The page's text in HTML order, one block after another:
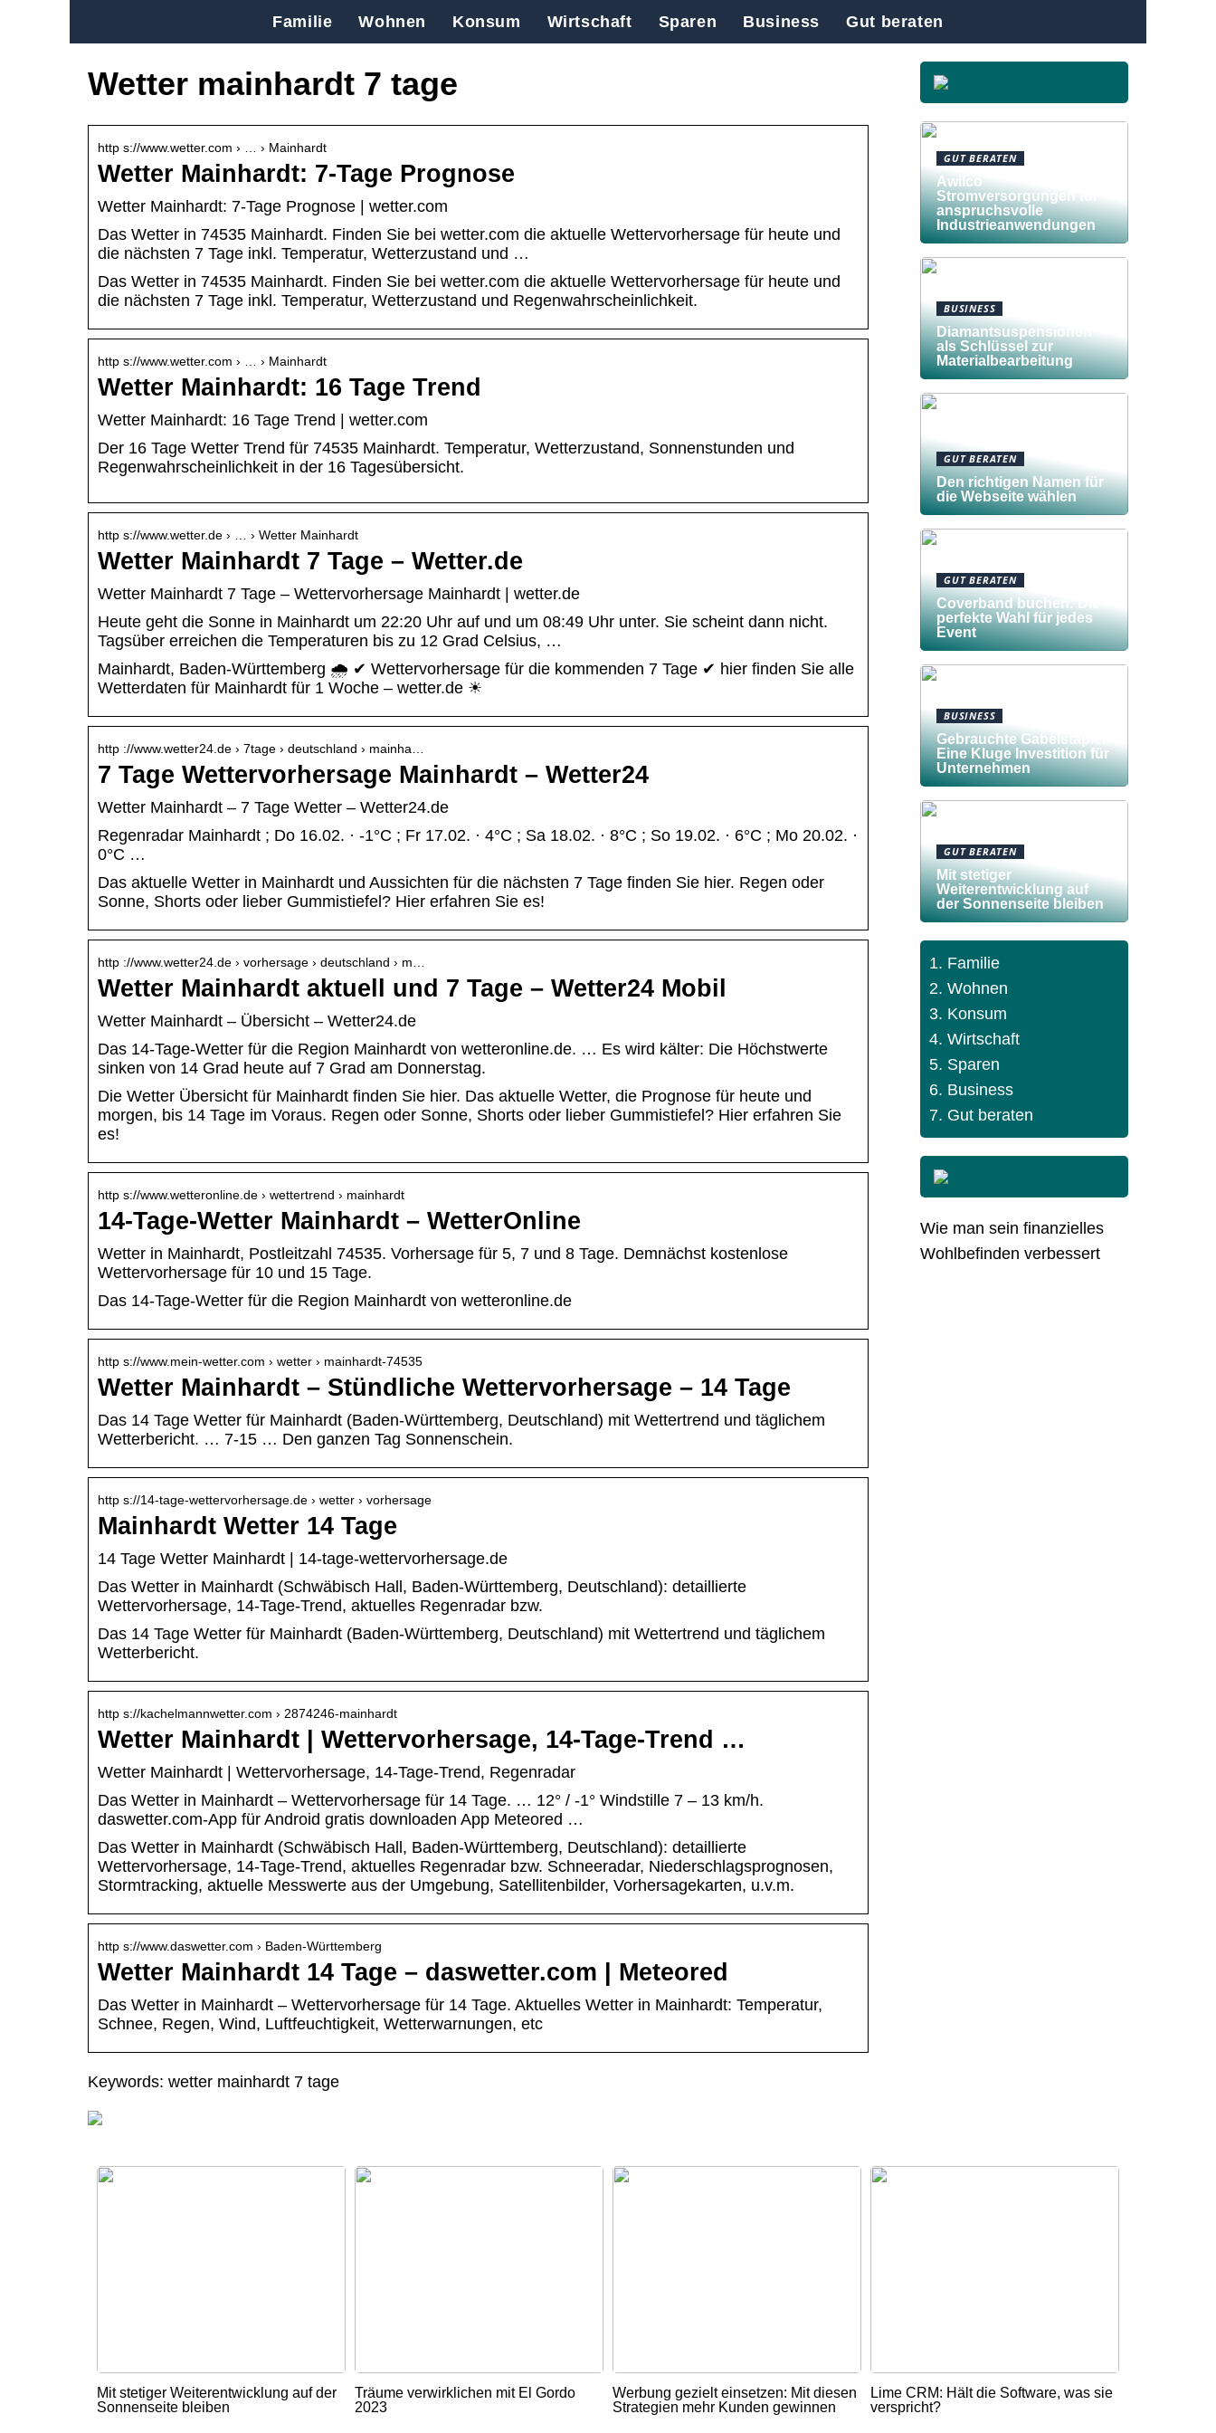
Familie Wohnen Konsum Wirtschaft Sparen Business Gut beraten
Wetter mainhardt 7 tage
http s://www.wetter.com › … › Mainhardt
Wetter Mainhardt: 7-Tage Prognose
Wetter Mainhardt: 7-Tage Prognose | wetter.com
Das Wetter in 74535 Mainhardt. Finden Sie bei wetter.com die aktuelle Wettervorhersage für heute und
die nächsten 7 Tage inkl. Temperatur, Wetterzustand und …
Das Wetter in 74535 Mainhardt. Finden Sie bei wetter.com die aktuelle Wettervorhersage für heute und
die nächsten 7 Tage inkl. Temperatur, Wetterzustand und Regenwahrscheinlichkeit.
http s://www.wetter.com › … › Mainhardt
Wetter Mainhardt: 16 Tage Trend
Wetter Mainhardt: 16 Tage Trend | wetter.com
Der 16 Tage Wetter Trend für 74535 Mainhardt. Temperatur, Wetterzustand, Sonnenstunden und
Regenwahrscheinlichkeit in der 16 Tagesübersicht.
http s://www.wetter.de › … › Wetter Mainhardt
Wetter Mainhardt 7 Tage – Wetter.de
Wetter Mainhardt 7 Tage – Wettervorhersage Mainhardt | wetter.de
Heute geht die Sonne in Mainhardt um 22:20 Uhr auf und um 08:49 Uhr unter. Sie scheint dann nicht.
Tagsüber erreichen die Temperaturen bis zu 12 Grad Celsius, …
Mainhardt, Baden-Württemberg 🌧️ ✔ Wettervorhersage für die kommenden 7 Tage ✔ hier finden Sie alle
Wetterdaten für Mainhardt für 1 Woche – wetter.de ☀
http ://www.wetter24.de › 7tage › deutschland › mainha…
7 Tage Wettervorhersage Mainhardt – Wetter24
Wetter Mainhardt – 7 Tage Wetter – Wetter24.de
Regenradar Mainhardt ; Do 16.02. · -1°C ; Fr 17.02. · 4°C ; Sa 18.02. · 8°C ; So 19.02. · 6°C ; Mo 20.02. ·
0°C …
Das aktuelle Wetter in Mainhardt und Aussichten für die nächsten 7 Tage finden Sie hier. Regen oder
Sonne, Shorts oder lieber Gummistiefel? Hier erfahren Sie es!
http ://www.wetter24.de › vorhersage › deutschland › m…
Wetter Mainhardt aktuell und 7 Tage – Wetter24 Mobil
Wetter Mainhardt – Übersicht – Wetter24.de
Das 14-Tage-Wetter für die Region Mainhardt von wetteronline.de. … Es wird kälter: Die Höchstwerte
sinken von 14 Grad heute auf 7 Grad am Donnerstag.
Die Wetter Übersicht für Mainhardt finden Sie hier. Das aktuelle Wetter, die Prognose für heute und
morgen, bis 14 Tage im Voraus. Regen oder Sonne, Shorts oder lieber Gummistiefel? Hier erfahren Sie
es!
http s://www.wetteronline.de › wettertrend › mainhardt
14-Tage-Wetter Mainhardt – WetterOnline
Wetter in Mainhardt, Postleitzahl 74535. Vorhersage für 5, 7 und 8 Tage. Demnächst kostenlose
Wettervorhersage für 10 und 15 Tage.
Das 14-Tage-Wetter für die Region Mainhardt von wetteronline.de
http s://www.mein-wetter.com › wetter › mainhardt-74535
Wetter Mainhardt – Stündliche Wettervorhersage – 14 Tage
Das 14 Tage Wetter für Mainhardt (Baden-Württemberg, Deutschland) mit Wettertrend und täglichem
Wetterbericht. … 7-15 … Den ganzen Tag Sonnenschein.
http s://14-tage-wettervorhersage.de › wetter › vorhersage
Mainhardt Wetter 14 Tage
14 Tage Wetter Mainhardt | 14-tage-wettervorhersage.de
Das Wetter in Mainhardt (Schwäbisch Hall, Baden-Württemberg, Deutschland): detaillierte
Wettervorhersage, 14-Tage-Trend, aktuelles Regenradar bzw.
Das 14 Tage Wetter für Mainhardt (Baden-Württemberg, Deutschland) mit Wettertrend und täglichem
Wetterbericht.
http s://kachelmannwetter.com › 2874246-mainhardt
Wetter Mainhardt | Wettervorhersage, 14-Tage-Trend …
Wetter Mainhardt | Wettervorhersage, 14-Tage-Trend, Regenradar
Das Wetter in Mainhardt – Wettervorhersage für 14 Tage. … 12° / -1° Windstille 7 – 13 km/h.
daswetter.com-App für Android gratis downloaden App Meteored …
Das Wetter in Mainhardt (Schwäbisch Hall, Baden-Württemberg, Deutschland): detaillierte
Wettervorhersage, 14-Tage-Trend, aktuelles Regenradar bzw. Schneeradar, Niederschlagsprognosen,
Stormtracking, aktuelle Messwerte aus der Umgebung, Satellitenbilder, Vorhersagekarten, u.v.m.
http s://www.daswetter.com › Baden-Württemberg
Wetter Mainhardt 14 Tage – daswetter.com | Meteored
Das Wetter in Mainhardt – Wettervorhersage für 14 Tage. Aktuelles Wetter in Mainhardt: Temperatur,
Schnee, Regen, Wind, Luftfeuchtigkeit, Wetterwarnungen, etc
Keywords: wetter mainhardt 7 tage
GUT BERATEN
Awilco
Stromversorgungen für
anspruchsvolle
Industrieanwendungen
BUSINESS
Diamantsuspensionen
als Schlüssel zur
Materialbearbeitung
GUT BERATEN
Den richtigen Namen für
die Webseite wählen
GUT BERATEN
Coverband buchen: Die
perfekte Wahl für jedes
Event
BUSINESS
Gebrauchte Gabelstapler:
Eine Kluge Investition für
Unternehmen
GUT BERATEN
Mit stetiger
Weiterentwicklung auf
der Sonnenseite bleiben
Familie
Wohnen
Konsum
Wirtschaft
Sparen
Business
Gut beraten
Wie man sein finanzielles
Wohlbefinden verbessert
Mit stetiger Weiterentwicklung auf der
Sonnenseite bleiben
Träume verwirklichen mit El Gordo
2023
Werbung gezielt einsetzen: Mit diesen
Strategien mehr Kunden gewinnen
Lime CRM: Hält die Software, was sie
verspricht?